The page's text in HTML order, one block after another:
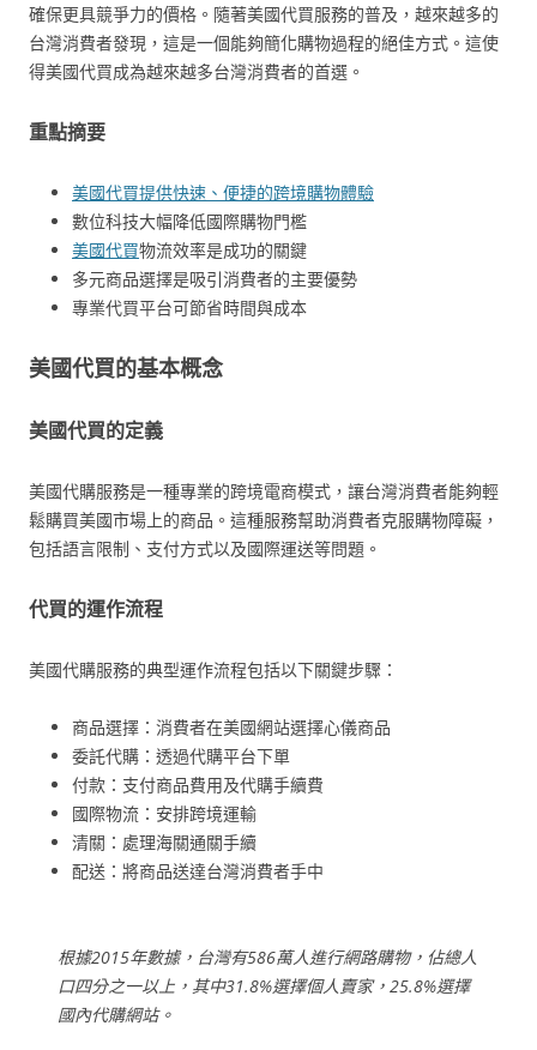
確保更具競爭力的價格。隨著美國代買服務的普及，越來越多的
台灣消費者發現，這是一個能夠簡化購物過程的絕佳方式。這使
得美國代買成為越來越多台灣消費者的首選。
重點摘要
美國代買提供快速、便捷的跨境購物體驗
數位科技大幅降低國際購物門檻
美國代買物流效率是成功的關鍵
多元商品選擇是吸引消費者的主要優勢
專業代買平台可節省時間與成本
美國代買的基本概念
美國代買的定義
美國代購服務是一種專業的跨境電商模式，讓台灣消費者能夠輕
鬆購買美國市場上的商品。這種服務幫助消費者克服購物障礙，
包括語言限制、支付方式以及國際運送等問題。
代買的運作流程
美國代購服務的典型運作流程包括以下關鍵步驟：
商品選擇：消費者在美國網站選擇心儀商品
委託代購：透過代購平台下單
付款：支付商品費用及代購手續費
國際物流：安排跨境運輸
清關：處理海關通關手續
配送：將商品送達台灣消費者手中
根據2015年數據，台灣有586萬人進行網路購物，佔總人
口四分之一以上，其中31.8%選擇個人賣家，25.8%選擇
國內代購網站。